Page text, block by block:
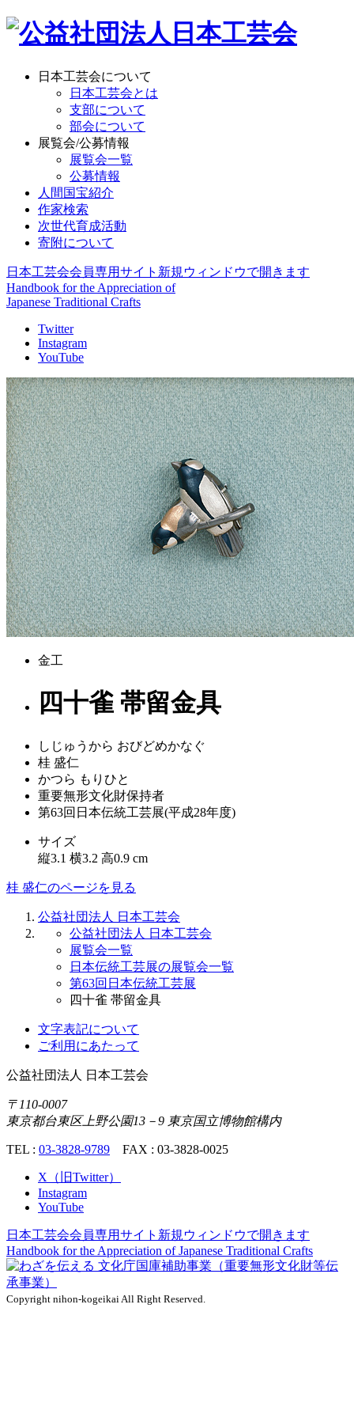
日本工芸会について
日本工芸会とは
支部について
部会について
展覧会/公募情報
展覧会一覧
公募情報
人間国宝紹介
作家検索
次世代育成活動
寄附について
日本工芸会会員専用サイト 新規ウィンドウで開きます
Handbook for the Appreciation of
Japanese Traditional Crafts
Twitter
Instagram
YouTube
金工
四十雀 帯留金具
しじゅうから おびどめかなぐ
桂 盛仁
かつら もりひと
重要無形文化財保持者
第63回日本伝統工芸展(平成28年度)
サイズ
縦3.1 横3.2 高0.9 cm
桂 盛仁のページを見る
公益社団法人 日本工芸会
公益社団法人 日本工芸会
展覧会一覧
日本伝統工芸展の展覧会一覧
第63回日本伝統工芸展
四十雀 帯留金具
文字表記について
ご利用にあたって
公益社団法人 日本工芸会
〒110-0007
東京都台東区上野公園13－9 東京国立博物館構内
TEL : 03-3828-9789 FAX : 03-3828-0025
X（旧Twitter）
Instagram
YouTube
日本工芸会会員専用サイト 新規ウィンドウで開きます
Handbook for the Appreciation ofJapanese Traditional Crafts
Copyright nihon-kogeikai All Right Reserved.